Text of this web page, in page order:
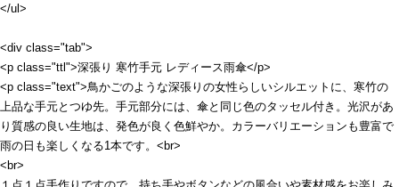
</ul>
<div class="tab">
<p class="ttl">深張り 寒竹手元 レディース雨傘</p>
<p class="text">鳥かごのような深張りの女性らしいシルエットに、寒竹の
上品な手元とつゆ先。手元部分には、傘と同じ色のタッセル付き。光沢があ
り質感の良い生地は、発色が良く色鮮やか。カラーバリエーションも豊富で
雨の日も楽しくなる1本です。<br>
<br>